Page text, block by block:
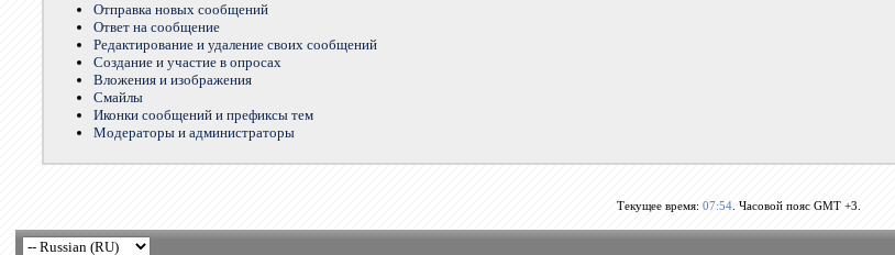
Отправка новых сообщений
Ответ на сообщение
Редактирование и удаление своих сообщений
Создание и участие в опросах
Вложения и изображения
Смайлы
Иконки сообщений и префиксы тем
Модераторы и администраторы
Текущее время: 07:54. Часовой пояс GMT +3.